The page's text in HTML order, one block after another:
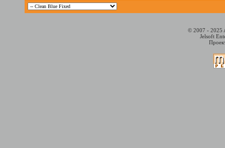
© 2007 - 2025
Jelsoft